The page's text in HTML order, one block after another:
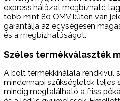
express hálózat megbízható
több mint 80 OMV kúton van
garantálja az egységesen
és a megbízhatóságot.
Széles termékválaszték
A bolt termékkínálata rendkívül
mindennapi szükségletek teljes
mindig megtalálható a friss